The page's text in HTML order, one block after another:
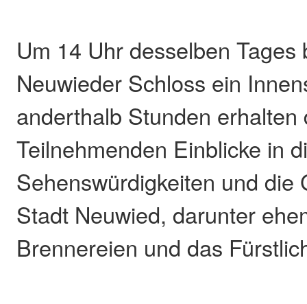
Um 14 Uhr desselben
Neuwieder Schloss ein
anderthalb Stunden erhalten
Teilnehmenden Einblicke in
Sehenswürdigkeiten und die
Stadt Neuwied, darunter
Brennereien und das